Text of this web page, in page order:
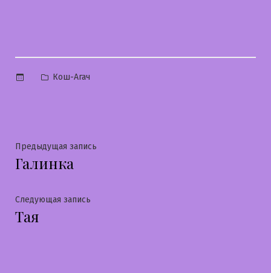
Опубликовано
Кош-Агач
Навигация
по
записям
Предыдущая запись
Галинка
Следующая запись
Тая